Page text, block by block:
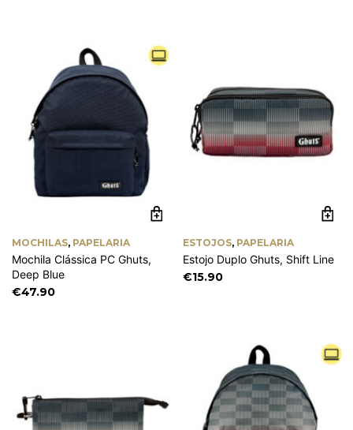
MOCHILAS, PAPELARIA
Mochila Clássica PC Ghuts,
Deep Blue
€47.90
ESTOJOS, PAPELARIA
Estojo Duplo Ghuts, Shift Line
€15.90